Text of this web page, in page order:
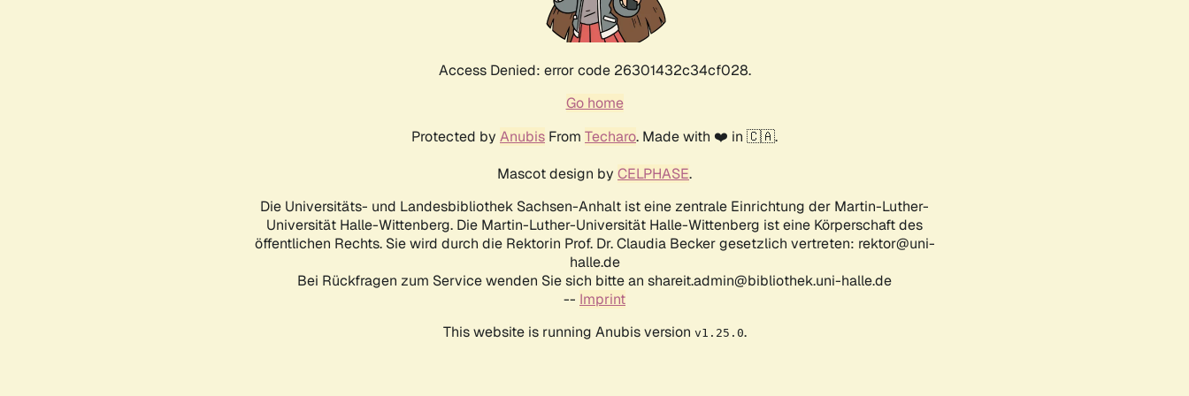
Access Denied: error code 26301432c34cf028.
Go home
Protected by Anubis From Techaro. Made with ❤️ in 🇨🇦.
Mascot design by CELPHASE.
Die Universitäts- und Landesbibliothek Sachsen-Anhalt ist eine zentrale Einrichtung der Martin-Luther-
Universität Halle-Wittenberg. Die Martin-Luther-Universität Halle-Wittenberg ist eine Körperschaft des
öffentlichen Rechts. Sie wird durch die Rektorin Prof. Dr. Claudia Becker gesetzlich vertreten: rektor@uni-
halle.de
Bei Rückfragen zum Service wenden Sie sich bitte an shareit.admin@bibliothek.uni-halle.de
-- Imprint
This website is running Anubis version v1.25.0.